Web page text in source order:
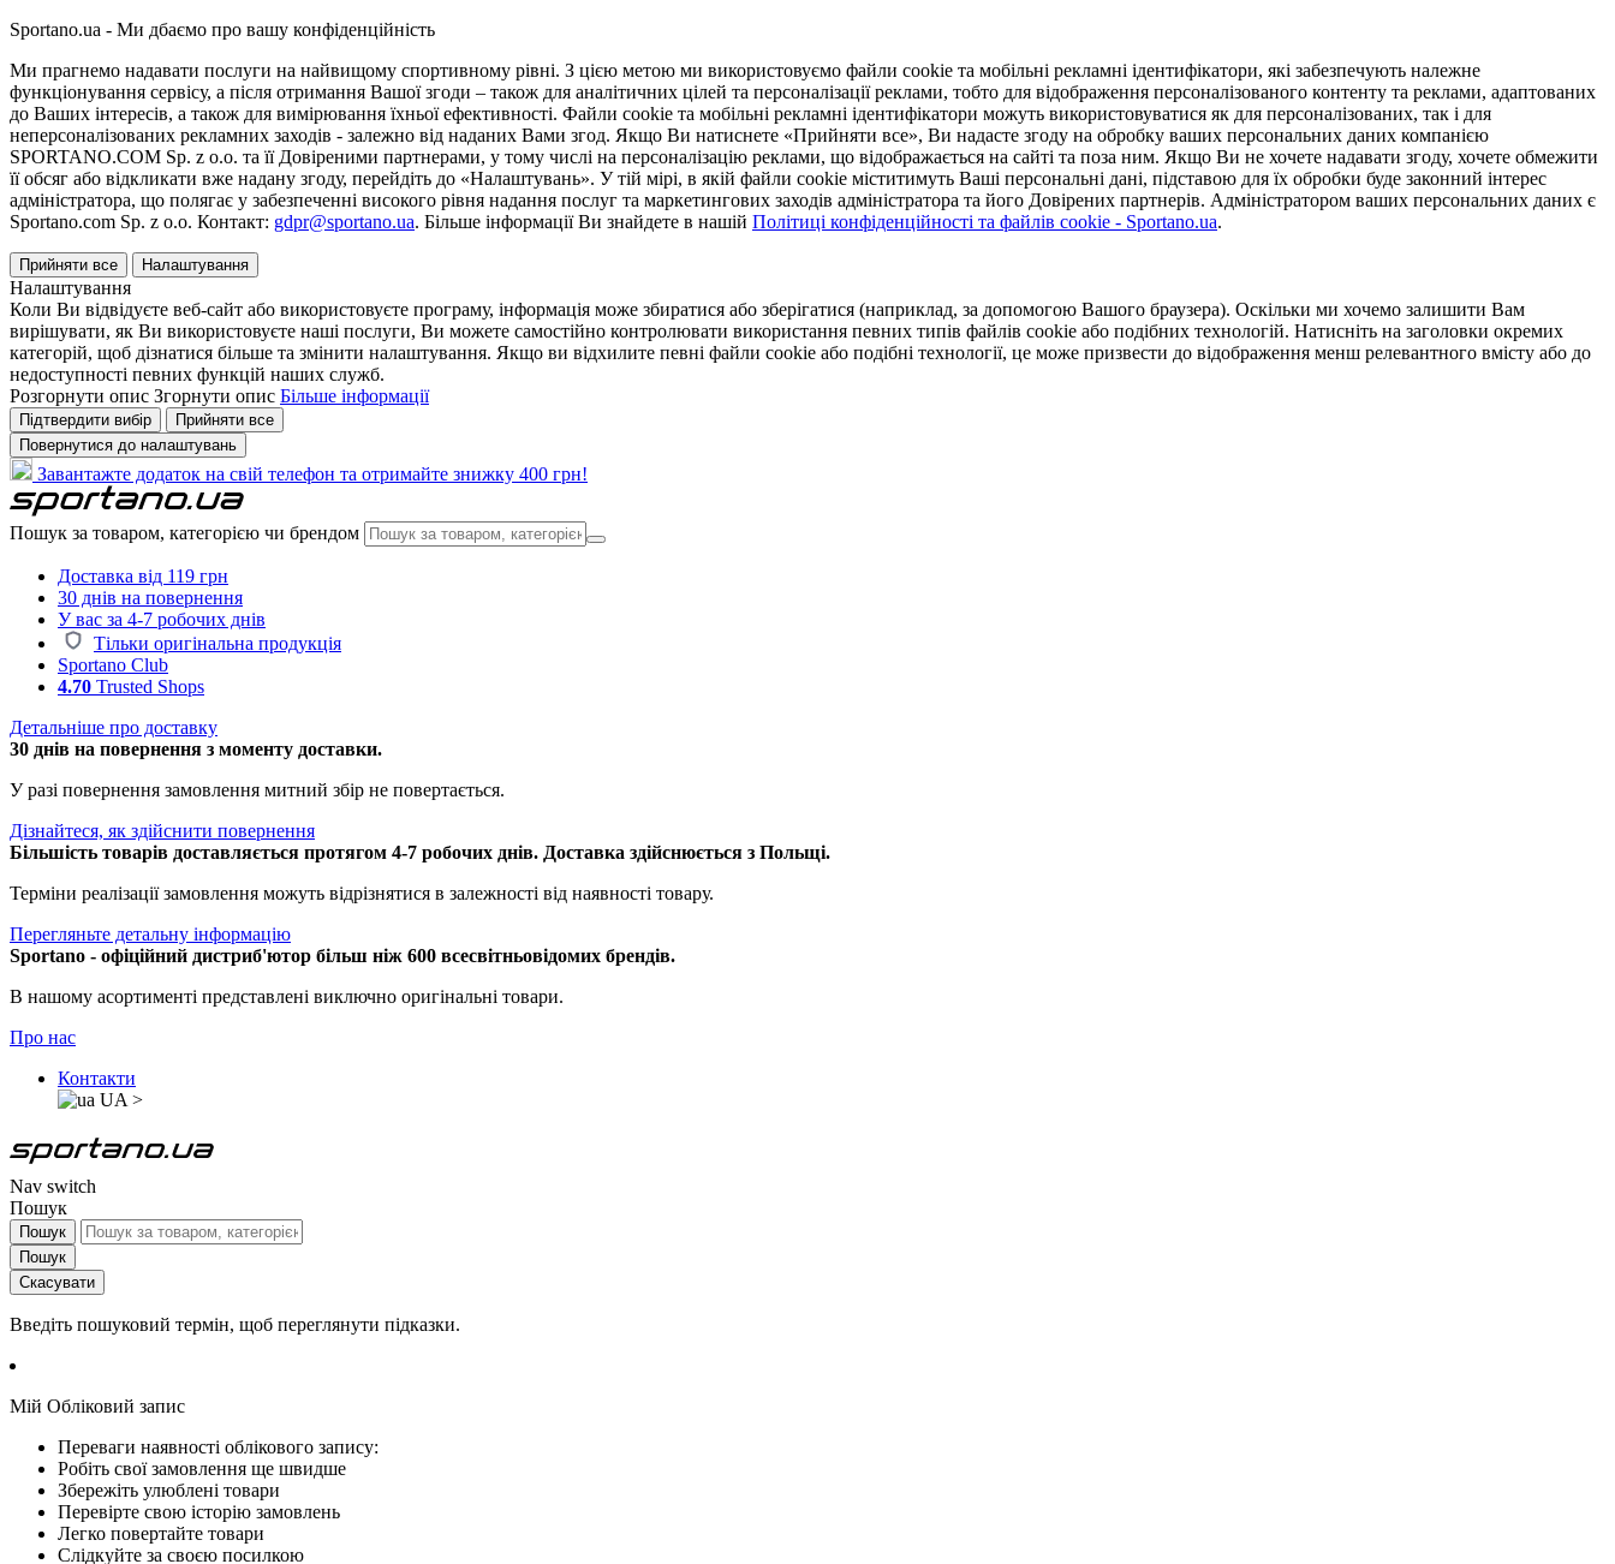
Sportano.ua - Ми дбаємо про вашу конфіденційність
Ми прагнемо надавати послуги на найвищому спортивному рівні. З цією метою ми використовуємо файли cookie та мобільні рекламні ідентифікатори, які забезпечують належне
функціонування сервісу, а після отримання Вашої згоди – також для аналітичних цілей та персоналізації реклами, тобто для відображення персоналізованого контенту та реклами, адаптованих
до Ваших інтересів, а також для вимірювання їхньої ефективності. Файли cookie та мобільні рекламні ідентифікатори можуть використовуватися як для персоналізованих, так і для
неперсоналізованих рекламних заходів - залежно від наданих Вами згод. Якщо Ви натиснете «Прийняти все», Ви надасте згоду на обробку ваших персональних даних компанією
SPORTANO.COM Sp. z o.o. та її Довіреними партнерами, у тому числі на персоналізацію реклами, що відображається на сайті та поза ним. Якщо Ви не хочете надавати згоду, хочете обмежити
її обсяг або відкликати вже надану згоду, перейдіть до «Налаштувань». У тій мірі, в якій файли cookie міститимуть Ваші персональні дані, підставою для їх обробки буде законний інтерес
адміністратора, що полягає у забезпеченні високого рівня надання послуг та маркетингових заходів адміністратора та його Довірених партнерів. Адміністратором ваших персональних даних є
Sportano.com Sp. z o.o. Контакт: gdpr@sportano.ua. Більше інформації Ви знайдете в нашій Політиці конфіденційності та файлів cookie - Sportano.ua.
Прийняти все Налаштування
Налаштування
Коли Ви відвідуєте веб-сайт або використовуєте програму, інформація може збиратися або зберігатися (наприклад, за допомогою Вашого браузера). Оскільки ми хочемо залишити Вам
вирішувати, як Ви використовуєте наші послуги, Ви можете самостійно контролювати використання певних типів файлів cookie або подібних технологій. Натисніть на заголовки окремих
категорій, щоб дізнатися більше та змінити налаштування. Якщо ви відхилите певні файли cookie або подібні технології, це може призвести до відображення менш релевантного вмісту або до
недоступності певних функцій наших служб.
Розгорнути опис Згорнути опис Більше інформації
Підтвердити вибір
Прийняти все
Повернутися до налаштувань
Завантажте додаток на свій телефон та отримайте знижку 400 грн!
Пошук за товаром, категорією чи брендом
Доставка від 119 грн
30 днів на повернення
У вас за 4-7 робочих днів
Тільки оригінальна продукція
Sportano Club
4.70 Trusted Shops
Детальніше про доставку
30 днів на повернення з моменту доставки.
У разі повернення замовлення митний збір не повертається.
Дізнайтеся, як здійснити повернення
Більшість товарів доставляється протягом 4-7 робочих днів. Доставка здійснюється з Польщі.
Терміни реалізації замовлення можуть відрізнятися в залежності від наявності товару.
Перегляньте детальну інформацію
Sportano - офіційний дистриб'ютор більш ніж 600 всесвітньовідомих брендів.
В нашому асортименті представлені виключно оригінальні товари.
Про нас
Контакти
UA >
Nav switch
Пошук
Пошук
Пошук
Скасувати
Введіть пошуковий термін, щоб переглянути підказки.
Мій Обліковий запис
Переваги наявності облікового запису:
Робіть свої замовлення ще швидше
Збережіть улюблені товари
Перевірте свою історію замовлень
Легко повертайте товари
Слідкуйте за своєю посилкою